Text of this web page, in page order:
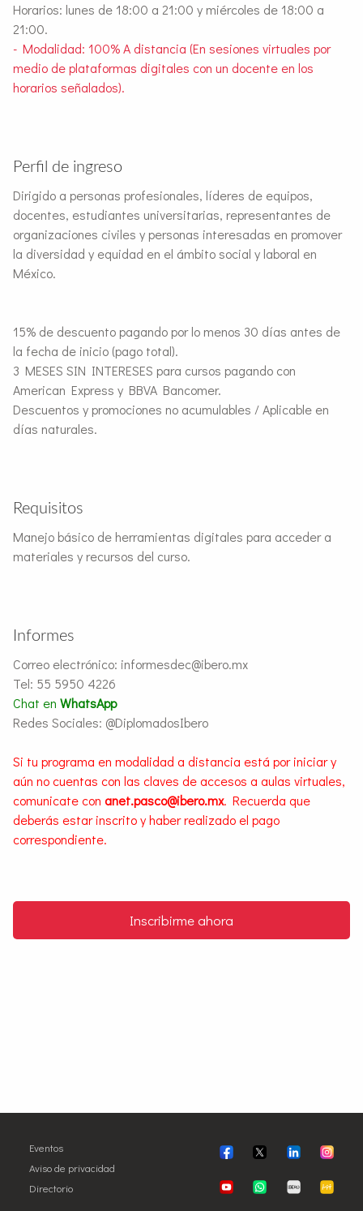
Horarios: lunes de 18:00 a 21:00 y miércoles de 18:00 a
21:00.
- Modalidad: 100% A distancia (En sesiones virtuales por
medio de plataformas digitales con un docente en los
horarios señalados).
Perfil de ingreso
Dirigido a personas profesionales, líderes de equipos,
docentes, estudiantes universitarias, representantes de
organizaciones civiles y personas interesadas en promover
la diversidad y equidad en el ámbito social y laboral en
México.
15% de descuento pagando por lo menos 30 días antes de
la fecha de inicio (pago total).
3 MESES SIN INTERESES para cursos pagando con
American Express y BBVA Bancomer.
Descuentos y promociones no acumulables / Aplicable en
días naturales.
Requisitos
Manejo básico de herramientas digitales para acceder a
materiales y recursos del curso.
Informes
Correo electrónico: informesdec@ibero.mx
Tel: 55 5950 4226
Chat en WhatsApp
Redes Sociales: @DiplomadosIbero
Si tu programa en modalidad a distancia está por iniciar y
aún no cuentas con las claves de accesos a aulas virtuales,
comunicate con anet.pasco@ibero.mx. Recuerda que
deberás estar inscrito y haber realizado el pago
correspondiente.
Inscribirme ahora
Eventos
Aviso de privacidad
Directorio